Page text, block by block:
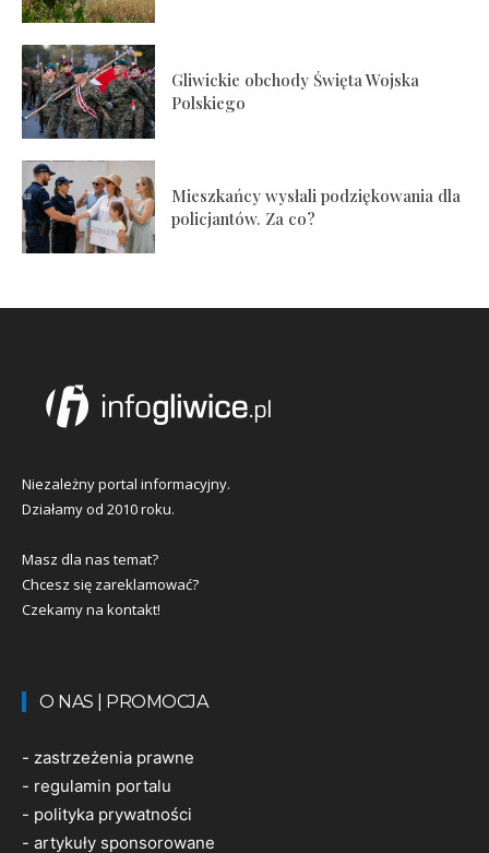
Gliwickie obchody Święta Wojska
Polskiego
Mieszkańcy wysłali podziękowania dla
policjantów. Za co?
Niezależny portal informacyjny.
Działamy od 2010 roku.
Masz dla nas temat?
Chcesz się zareklamować?
Czekamy na kontakt!
O NAS | PROMOCJA
- zastrzeżenia prawne
- regulamin portalu
- polityka prywatności
- artykuły sponsorowane